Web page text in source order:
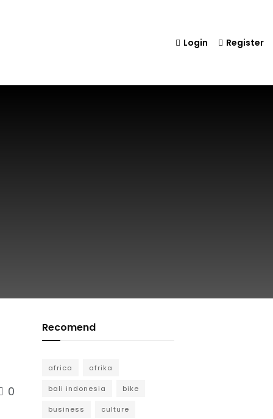
Login Register
0
Recomend
africa afrika
bali indonesia bike
business culture